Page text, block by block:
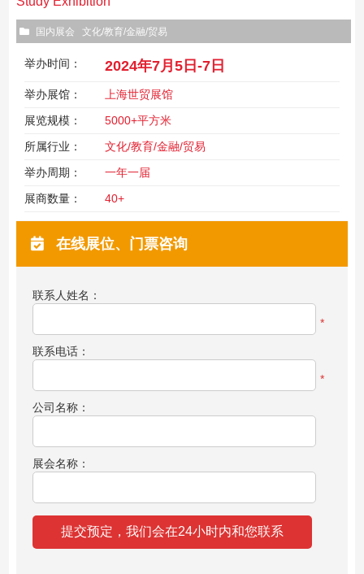
国内展会 文化/教育/金融/贸易
举办时间： 2024年7月5日-7日
举办展馆：
上海世贸展馆
展览规模：
5000+平方米
所属行业：
文化/教育/金融/贸易
举办周期：
一年一届
展商数量：
40+
在线展位、门票咨询
联系人姓名：
*
联系电话：
*
公司名称：
展会名称：